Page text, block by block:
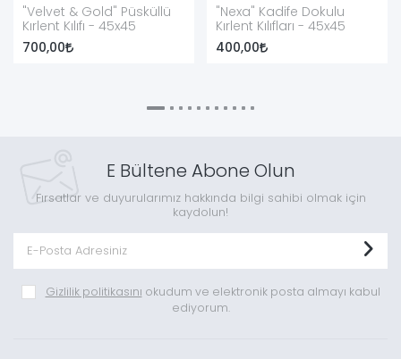
"Velvet & Gold" Püsküllü
Kırlent Kılıfı - 45x45
700,00
"Nexa" Kadife Dokulu
Kırlent Kılıfları - 45x45
400,00
E Bültene Abone Olun
Fırsatlar ve duyurularımız hakkında bilgi sahibi olmak için
kaydolun!
Gizlilik politikasını okudum ve elektronik posta almayı kabul
ediyorum.